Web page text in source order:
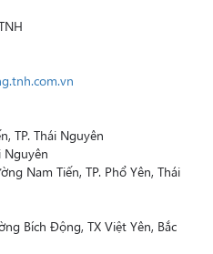
TP. Thái Nguyên
Nguyên
Nam Tiến, TP. Phổ Yên, Thái
Bích Động, TX Việt Yên, Bắc